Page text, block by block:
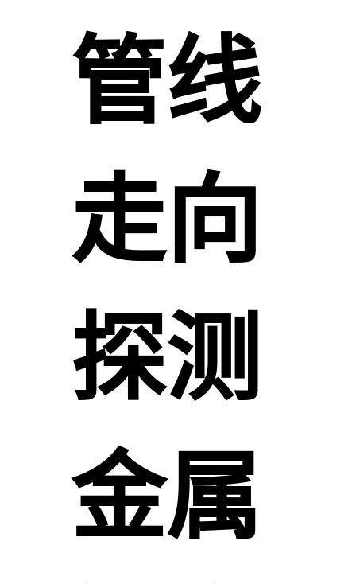
管线
走向
探测
金属